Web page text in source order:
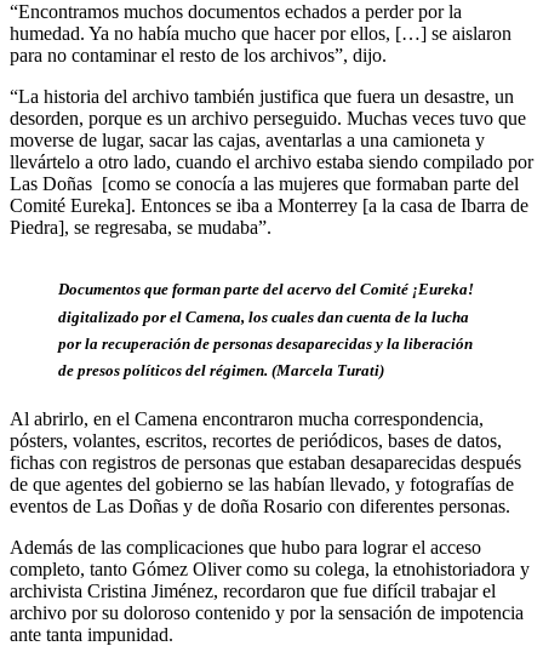
“Encontramos muchos documentos echados a perder por la
humedad. Ya no había mucho que hacer por ellos, […] se aislaron
para no contaminar el resto de los archivos”, dijo.
“La historia del archivo también justifica que fuera un desastre, un
desorden, porque es un archivo perseguido. Muchas veces tuvo que
moverse de lugar, sacar las cajas, aventarlas a una camioneta y
llevártelo a otro lado, cuando el archivo estaba siendo compilado por
Las Doñas [como se conocía a las mujeres que formaban parte del
Comité Eureka]. Entonces se iba a Monterrey [a la casa de Ibarra de
Piedra], se regresaba, se mudaba”.
Documentos que forman parte del acervo del Comité ¡Eureka!
digitalizado por el Camena, los cuales dan cuenta de la lucha
por la recuperación de personas desaparecidas y la liberación
de presos políticos del régimen. (Marcela Turati)
Al abrirlo, en el Camena encontraron mucha correspondencia,
pósters, volantes, escritos, recortes de periódicos, bases de datos,
fichas con registros de personas que estaban desaparecidas después
de que agentes del gobierno se las habían llevado, y fotografías de
eventos de Las Doñas y de doña Rosario con diferentes personas.
Además de las complicaciones que hubo para lograr el acceso
completo, tanto Gómez Oliver como su colega, la etnohistoriadora y
archivista Cristina Jiménez, recordaron que fue difícil trabajar el
archivo por su doloroso contenido y por la sensación de impotencia
ante tanta impunidad.